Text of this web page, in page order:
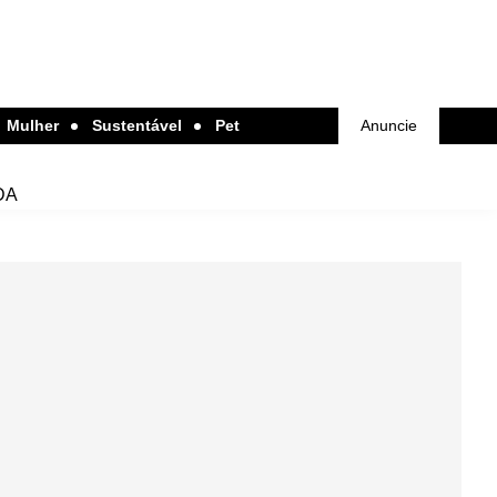
Mulher Sustentável Pet Anuncie